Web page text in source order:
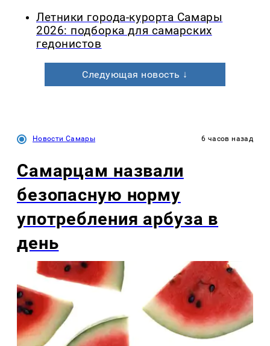
Летники города-курорта Самары
2026: подборка для самарских
гедонистов
Следующая новость ↓
Новости Самары 6 часов назад
Самарцам назвали
безопасную норму
употребления арбуза в
день